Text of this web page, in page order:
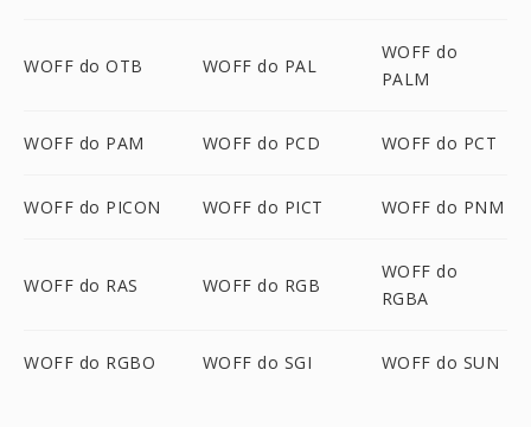
WOFF do OTB WOFF do PAL
WOFF do
PALM
WOFF do PAM WOFF do PCD WOFF do PCT
WOFF do PICON WOFF do PICT WOFF do PNM
WOFF do RAS WOFF do RGB
WOFF do
RGBA
WOFF do RGBO WOFF do SGI WOFF do SUN